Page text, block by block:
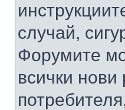
случай,
Форумите
всички